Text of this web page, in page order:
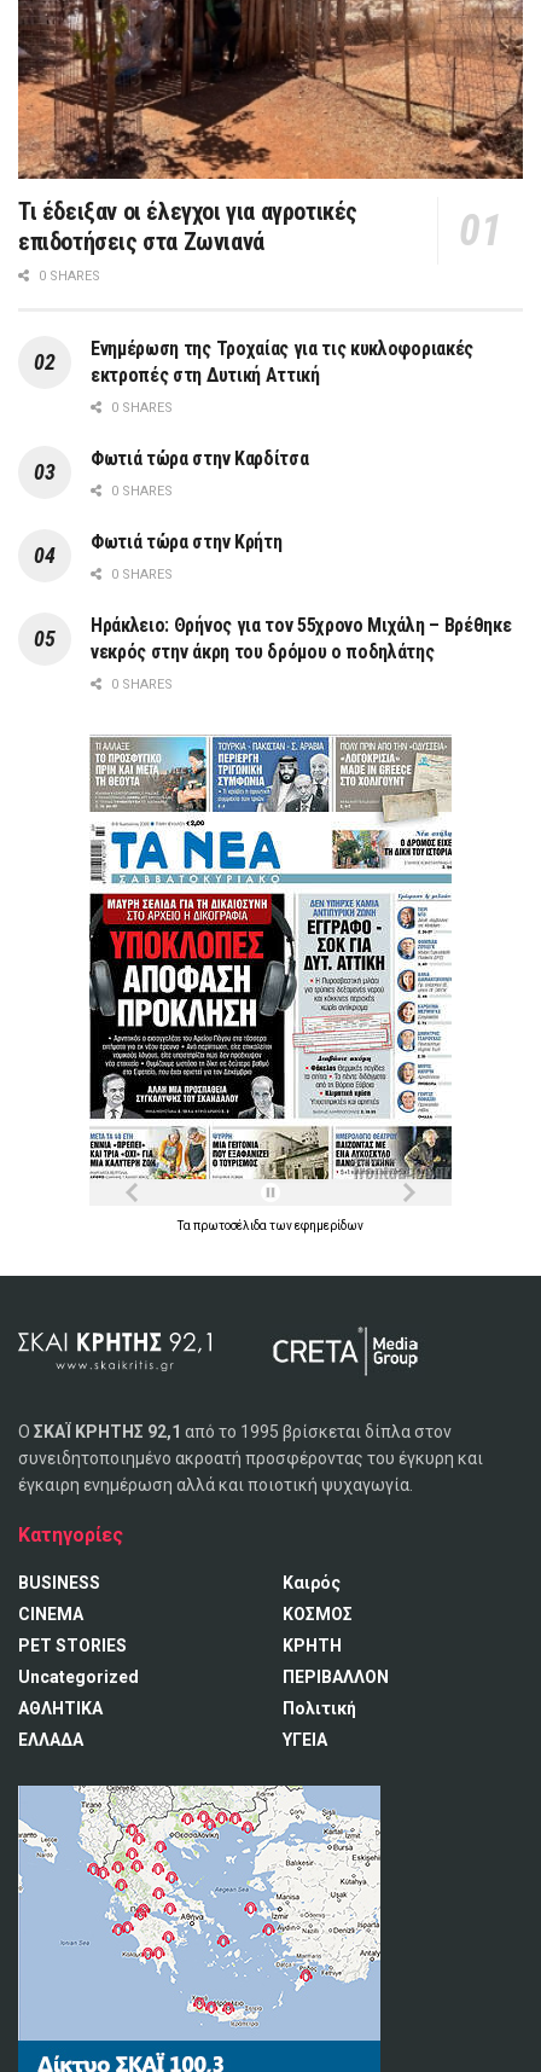
Τι έδειξαν οι έλεγχοι για αγροτικές
επιδοτήσεις στα Ζωνιανά
0 SHARES
Ενημέρωση της Τροχαίας για τις κυκλοφοριακές
εκτροπές στη Δυτική Αττική
0 SHARES
Φωτιά τώρα στην Καρδίτσα
0 SHARES
Φωτιά τώρα στην Κρήτη
0 SHARES
Ηράκλειο: Θρήνος για τον 55χρονο Μιχάλη – Βρέθηκε
νεκρός στην άκρη του δρόμου ο ποδηλάτης
0 SHARES
Τα πρωτοσέλιδα τωνεφημερίδων
Ο ΣΚΑΪ ΚΡΗΤΗΣ 92,1 από το 1995 βρίσκεται δίπλα στον
συνειδητοποιημένο ακροατή προσφέροντας του έγκυρη και
έγκαιρη ενημέρωση αλλά και ποιοτική ψυχαγωγία.
Κατηγορίες
BUSINESS
CINEMA
PET STORIES
Uncategorized
ΑΘΛΗΤΙΚΑ
ΕΛΛΑΔΑ
Καιρός
ΚΟΣΜΟΣ
ΚΡΗΤΗ
ΠΕΡΙΒΑΛΛΟΝ
Πολιτική
ΥΓΕΙΑ